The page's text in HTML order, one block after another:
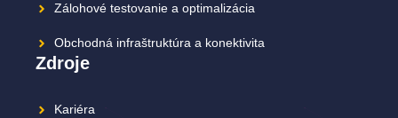
Zálohové testovanie a optimalizácia
Obchodná infraštruktúra a konektivita
Zdroje
Kariéra